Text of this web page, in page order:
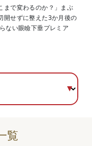
まで変わるのか？」まぶ
開せずに整えた3か月後の
ない眼瞼下垂プレミア
覧